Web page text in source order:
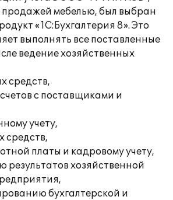
мебелью, был выбран
«1С:Бухгалтерия 8». Это
выполнять все поставленные
ведение хозяйственных
средств,
с поставщиками и
учету,
средств,
платы и кадровому учету,
хозяйственной
бухгалтерской и